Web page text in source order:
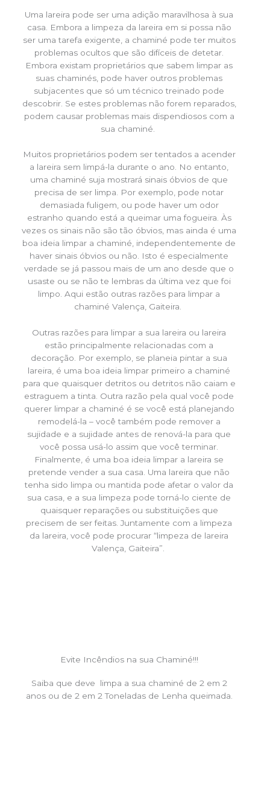
Uma lareira pode ser uma adição maravilhosa à sua
casa. Embora a limpeza da lareira em si possa não
ser uma tarefa exigente, a chaminé pode ter muitos
problemas ocultos que são difíceis de detetar.
Embora existam proprietários que sabem limpar as
suas chaminés, pode haver outros problemas
subjacentes que só um técnico treinado pode
descobrir. Se estes problemas não forem reparados,
podem causar problemas mais dispendiosos com a
sua chaminé.
Muitos proprietários podem ser tentados a acender
a lareira sem limpá-la durante o ano. No entanto,
uma chaminé suja mostrará sinais óbvios de que
precisa de ser limpa. Por exemplo, pode notar
demasiada fuligem, ou pode haver um odor
estranho quando está a queimar uma fogueira. Às
vezes os sinais não são tão óbvios, mas ainda é uma
boa ideia limpar a chaminé, independentemente de
haver sinais óbvios ou não. Isto é especialmente
verdade se já passou mais de um ano desde que o
usaste ou se não te lembras da última vez que foi
limpo. Aqui estão outras razões para limpar a
chaminé Valença, Gaiteira.
Outras razões para limpar a sua lareira ou lareira
estão principalmente relacionadas com a
decoração. Por exemplo, se planeia pintar a sua
lareira, é uma boa ideia limpar primeiro a chaminé
para que quaisquer detritos ou detritos não caiam e
estraguem a tinta. Outra razão pela qual você pode
querer limpar a chaminé é se você está planejando
remodelá-la – você também pode remover a
sujidade e a sujidade antes de renová-la para que
você possa usá-lo assim que você terminar.
Finalmente, é uma boa ideia limpar a lareira se
pretende vender a sua casa. Uma lareira que não
tenha sido limpa ou mantida pode afetar o valor da
sua casa, e a sua limpeza pode torná-lo ciente de
quaisquer reparações ou substituições que
precisem de ser feitas. Juntamente com a limpeza
da lareira, você pode procurar “limpeza de lareira
Valença, Gaiteira”.
Evite Incêndios na sua Chaminé!!!
Saiba que deve limpa a sua chaminé de 2 em 2
anos ou de 2 em 2 Toneladas de Lenha queimada.